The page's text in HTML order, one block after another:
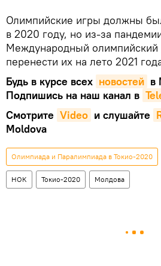
Олимпийские игры должны
в 2020 году, но из-за
Международный олимпийский
перенести их на лето 2021
Будь в курсе всех новостей в
Подпишись на наш канал в
Смотрите Video и слушайте
Moldova
Олимпиада и Паралимпиада в Токио-2020
НОК Токио-2020 Молдова